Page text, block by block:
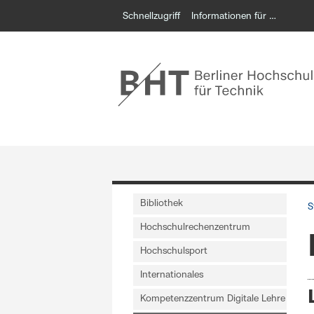
Schnellzugriff Informationen für …
Bibliothek
Hochschulrechenzentrum
Hochschulsport
Internationales
Kompetenzzentrum Digitale Lehre